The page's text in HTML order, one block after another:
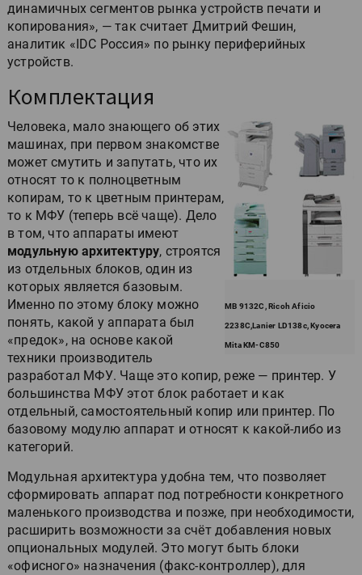
динамичных сегментов рынка устройств печати и
копирования», — так считает Дмитрий Фешин,
аналитик «IDC Россия» по рынку периферийных
устройств.
Комплектация
MB 9132C, Ricoh Aficio
2238C,Lanier LD138c, Kyocera
Mita KM-C850
Человека, мало знающего об этих
машинах, при первом знакомстве
может смутить и запутать, что их
относят то к полноцветным
копирам, то к цветным принтерам,
то к МФУ (теперь всё чаще). Дело
в том, что аппараты имеют
модульную архитектуру, строятся
из отдельных блоков, один из
которых является базовым.
Именно по этому блоку можно
понять, какой у аппарата был
«предок», на основе какой
техники производитель
разработал МФУ. Чаще это копир, реже — принтер. У
большинства МФУ этот блок работает и как
отдельный, самостоятельный копир или принтер. По
базовому модулю аппарат и относят к какой-либо из
категорий.
Модульная архитектура удобна тем, что позволяет
сформировать аппарат под потребности конкретного
маленького производства и позже, при необходимости,
расширить возможности за счёт добавления новых
опциональных модулей. Это могут быть блоки
«офисного» назначения (факс-контроллер), для